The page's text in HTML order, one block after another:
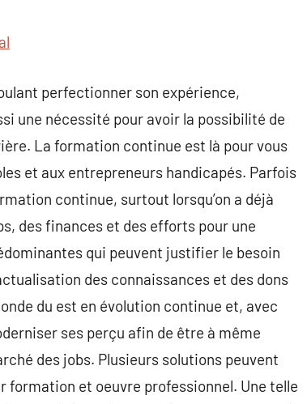
perfectionner son expérience,
une nécessité pour avoir la possibilité de
La formation continue est là pour vous
et aux entrepreneurs handicapés. Parfois
continue, surtout lorsqu’on a déjà
des finances et des efforts pour une
qui peuvent justifier le besoin
des connaissances et des dons
du est en évolution continue et, avec
ses perçu afin de être à même
des jobs. Plusieurs solutions peuvent
formation et oeuvre professionnel. Une telle